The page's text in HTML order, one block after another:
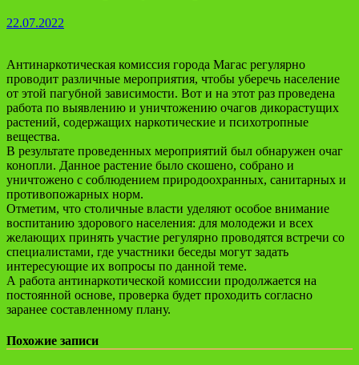
22.07.2022
Антинаркотическая комиссия города Магас регулярно
проводит различные мероприятия, чтобы уберечь население
от этой пагубной зависимости. Вот и на этот раз проведена
работа по выявлению и уничтожению очагов дикорастущих
растений, содержащих наркотические и психотропные
вещества.
В результате проведенных мероприятий был обнаружен очаг
конопли. Данное растение было скошено, собрано и
уничтожено с соблюдением природоохранных, санитарных и
противопожарных норм.
Отметим, что столичные власти уделяют особое внимание
воспитанию здорового населения: для молодежи и всех
желающих принять участие регулярно проводятся встречи со
специалистами, где участники беседы могут задать
интересующие их вопросы по данной теме.
А работа антинаркотической комиссии продолжается на
постоянной основе, проверка будет проходить согласно
заранее составленному плану.
Похожие записи